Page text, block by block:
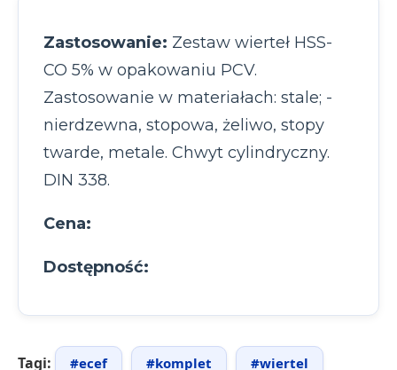
Zastosowanie: Zestaw wierteł HSS-
CO 5% w opakowaniu PCV.
Zastosowanie w materiałach: stale; -
nierdzewna, stopowa, żeliwo, stopy
twarde, metale. Chwyt cylindryczny.
DIN 338.
Cena:
Dostępność:
Tagi: #ecef #komplet #wiertel